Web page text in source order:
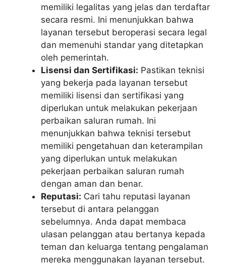
memiliki legalitas yang jelas dan terdaftar
secara resmi. Ini menunjukkan bahwa
layanan tersebut beroperasi secara legal
dan memenuhi standar yang ditetapkan
oleh pemerintah.
Lisensi dan Sertifikasi: Pastikan teknisi
yang bekerja pada layanan tersebut
memiliki lisensi dan sertifikasi yang
diperlukan untuk melakukan pekerjaan
perbaikan saluran rumah. Ini
menunjukkan bahwa teknisi tersebut
memiliki pengetahuan dan keterampilan
yang diperlukan untuk melakukan
pekerjaan perbaikan saluran rumah
dengan aman dan benar.
Reputasi: Cari tahu reputasi layanan
tersebut di antara pelanggan
sebelumnya. Anda dapat membaca
ulasan pelanggan atau bertanya kepada
teman dan keluarga tentang pengalaman
mereka menggunakan layanan tersebut.